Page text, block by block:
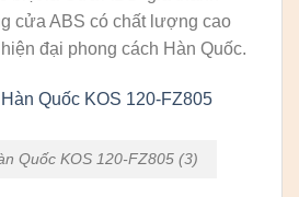
cửa ABS có chất lượng cao
đại phong cách Hàn Quốc.
Quốc KOS 120-FZ805 (3)